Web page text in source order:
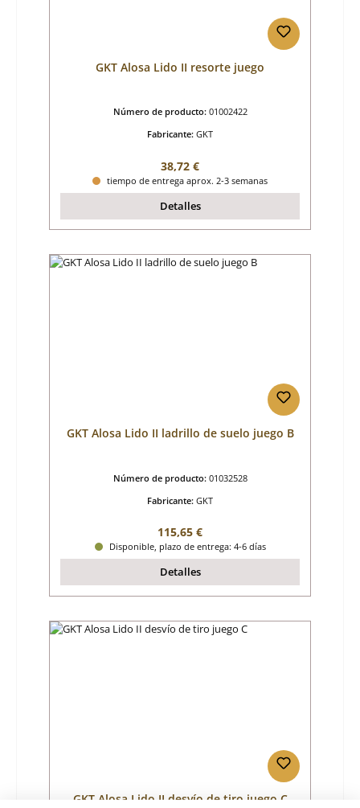
GKT Alosa Lido II resorte juego
Número de producto: 01002422
Fabricante: GKT
Precio normal:
38,72 €
tiempo de entrega aprox. 2-3 semanas
Detalles
GKT Alosa Lido II ladrillo de suelo juego B
Número de producto: 01032528
Fabricante: GKT
Precio normal:
115,65 €
Disponible, plazo de entrega: 4-6 días
Detalles
GKT Alosa Lido II desvío de tiro juego C